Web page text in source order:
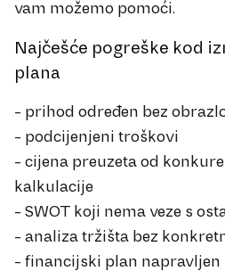
vam možemo pomoći.
Najčešće pogreške kod
plana
- prihod određen bez
- podcijenjeni troškovi
- cijena preuzeta od
kalkulacije
- SWOT koji nema veze s
- analiza tržišta bez
- financijski plan napravljen